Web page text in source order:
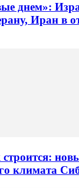
днем»:
Иран в
строится:
климата